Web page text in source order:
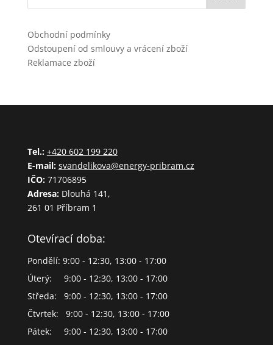
Obchodní podmínky
Odstoupení od smlouvy a vrácení zboží
Reklamace zboží
Tel.: +420 602 199 220
E-mail: svandelikova@energy-pribram.cz
IČO:71706895
Adresa:Dlouhá 141,
261 01 Příbram 1
Otevírací doba:
Pondělí: 9:00 - 12:30, 13:00 - 17:00
Úterý: 9:00 - 12:30, 13:00 - 17:00
Středa: 9:00 - 12:30, 13:00 - 17:00
Čtvrtek: 9:00 - 12:30, 13:00 - 17:00
Pátek: 9:00 - 12:30, 13:00 - 17:00